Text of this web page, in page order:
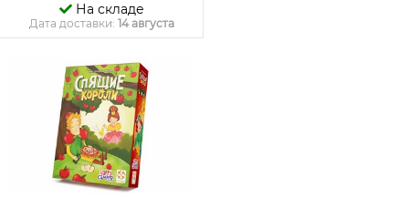
На складе
Дата доставки: 14 августа